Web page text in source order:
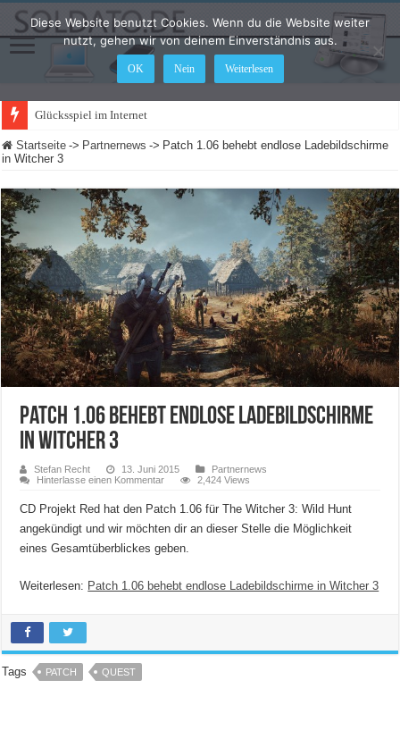
Glücksspiel im Internet: Was ändert s
Startseite -> Partnernews -> Patch 1.06 behebt endlose Ladebildschirme
in Witcher 3
Patch 1.06 behebt endlose Ladebildschirme
in Witcher 3
Stefan Recht 13. Juni 2015
Partnernews
Hinterlasse einen Kommentar
2,424 Views
CD Projekt Red hat den Patch 1.06 für The Witcher 3: Wild Hunt
angekündigt und wir möchten dir an dieser Stelle die Möglichkeit
eines Gesamtüberblickes geben.
Weiterlesen: Patch 1.06 behebt endlose Ladebildschirme in Witcher 3
Tags PATCH QUEST
Diese Website benutzt Cookies. Wenn du die Website weiter
nutzt, gehen wir von deinem Einverständnis aus.
OK Nein Weiterlesen